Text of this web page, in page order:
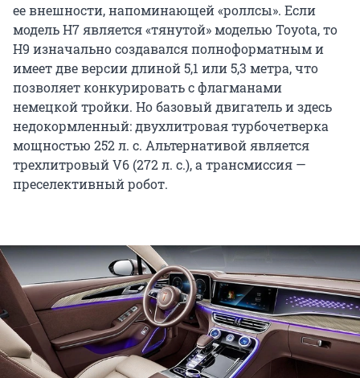
ее внешности, напоминающей «роллсы». Если
модель H7 является «тянутой» моделью Toyota, то
H9 изначально создавался полноформатным и
имеет две версии длиной 5,1 или 5,3 метра, что
позволяет конкурировать с флагманами
немецкой тройки. Но базовый двигатель и здесь
недокормленный: двухлитровая турбочетверка
мощностью 252 л. с. Альтернативой является
трехлитровый V6 (272 л. с.), а трансмиссия —
преселективный робот.